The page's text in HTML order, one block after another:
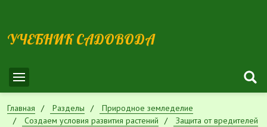
УЧЕБНИК САДОВОДА
Главная Разделы
Природное земледелие
Cоздаем условия развития растений
Защита от вредителей